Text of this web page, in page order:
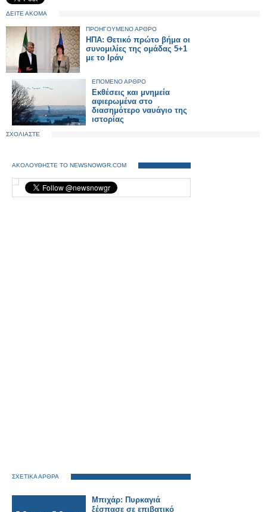
ΔΕΙΤΕ ΑΚΟΜΑ
ΠΡΟΗΓΟΥΜΕΝΟ ΑΡΘΡΟ
ΗΠΑ: Θετικό πρώτο βήμα οι
συνομιλίες της ομάδας 5+1
με το Ιράν
ΕΠΟΜΕΝΟ ΑΡΘΡΟ
Εκθέσεις και μνημεία
αφιερωμένα στο
διασημότερο ναυάγιο της
ιστορίας
ΣΧΟΛΙΑΣΤΕ
ΑΚΟΛΟΥΘΗΣΤΕ ΤΟ NEWSNOWGR.COM
ΣΧΕΤΙΚΑ ΑΡΘΡΑ
Μπιχάρ: Πυρκαγιά
ξέσπασε σε επιβατικό